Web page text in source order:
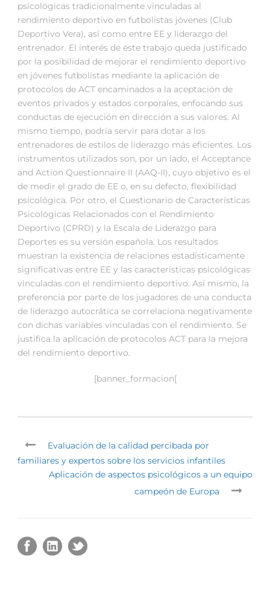
psicológicas tradicionalmente vinculadas al
rendimiento deportivo en futbolistas jóvenes (Club
Deportivo Vera), así como entre EE y liderazgo del
entrenador. El interés de este trabajo queda justificado
por la posibilidad de mejorar el rendimiento deportivo
en jóvenes futbolistas mediante la aplicación de
protocolos de ACT encaminados a la aceptación de
eventos privados y estados corporales, enfocando sus
conductas de ejecución en dirección a sus valores. Al
mismo tiempo, podría servir para dotar a los
entrenadores de estilos de liderazgo más eficientes. Los
instrumentos utilizados son, por un lado, el Acceptance
and Action Questionnaire II (AAQ-II), cuyo objetivo es el
de medir el grado de EE o, en su defecto, flexibilidad
psicológica. Por otro, el Cuestionario de Características
Psicológicas Relacionados con el Rendimiento
Deportivo (CPRD) y la Escala de Liderazgo para
Deportes es su versión española. Los resultados
muestran la existencia de relaciones estadísticamente
significativas entre EE y las características psicológicas
vinculadas con el rendimiento deportivo. Así mismo, la
preferencia por parte de los jugadores de una conducta
de liderazgo autocrática se correlaciona negativamente
con dichas variables vinculadas con el rendimiento. Se
justifica la aplicación de protocolos ACT para la mejora
del rendimiento deportivo.
[banner_formacion[
Evaluación de la calidad percibada por
familiares y expertos sobre los servicios infantiles
Aplicación de aspectos psicológicos a un equipo
campeón de Europa